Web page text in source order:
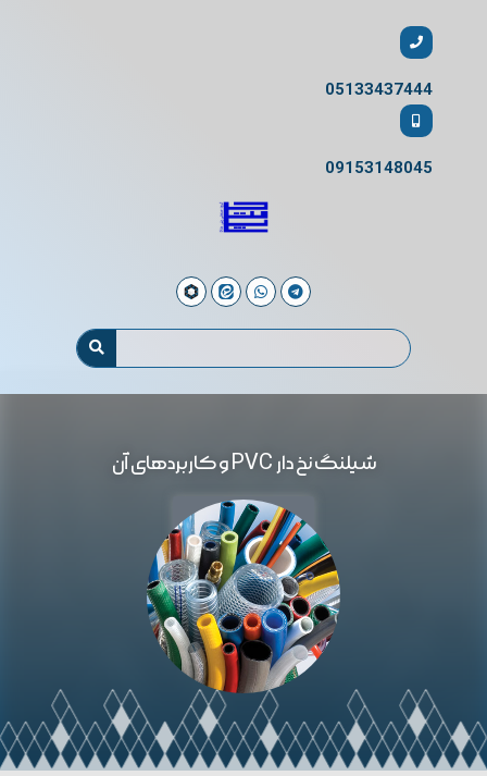
05133437444
09153148045
شیلنگ نخ دار PVC و کاربردهای آن
خواندن مقاله